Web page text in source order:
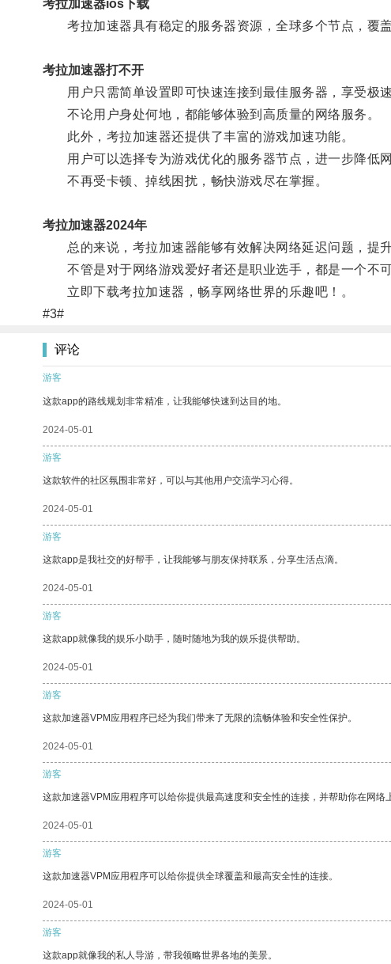
考拉加速器ios下载
考拉加速器具有稳定的服务器资源，全球多个节点，覆盖
考拉加速器打不开
用户只需简单设置即可快速连接到最佳服务器，享受极速
不论用户身处何地，都能够体验到高质量的网络服务。
此外，考拉加速器还提供了丰富的游戏加速功能。
用户可以选择专为游戏优化的服务器节点，进一步降低网
不再受卡顿、掉线困扰，畅快游戏尽在掌握。
考拉加速器2024年
总的来说，考拉加速器能够有效解决网络延迟问题，提升
不管是对于网络游戏爱好者还是职业选手，都是一个不可
立即下载考拉加速器，畅享网络世界的乐趣吧！。
#3#
评论
游客
这款app的路线规划非常精准，让我能够快速到达目的地。
2024-05-01
游客
这款软件的社区氛围非常好，可以与其他用户交流学习心得。
2024-05-01
游客
这款app是我社交的好帮手，让我能够与朋友保持联系，分享生活点滴。
2024-05-01
游客
这款app就像我的娱乐小助手，随时随地为我的娱乐提供帮助。
2024-05-01
游客
这款加速器VPM应用程序已经为我们带来了无限的流畅体验和安全性保护。
2024-05-01
游客
这款加速器VPM应用程序可以给你提供最高速度和安全性的连接，并帮助你在网络
2024-05-01
游客
这款加速器VPM应用程序可以给你提供全球覆盖和最高安全性的连接。
2024-05-01
游客
这款app就像我的私人导游，带我领略世界各地的美景。